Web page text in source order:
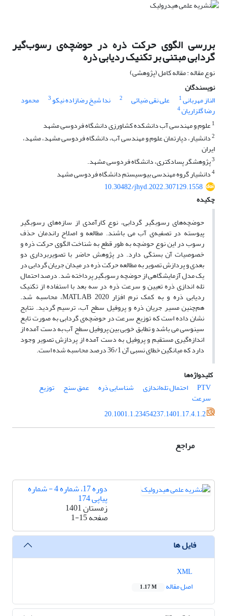
بررسی الگوی حرکت ذره در حوضچه‌ی رسوب‌گیر
گردابی مبتنی بر تکنیک ردیابی ذره
نوع مقاله : مقاله کامل (پژوهشی)
نویسندگان
الناز مهربانی1 علی نقی ضیائی 2 ندا شیخ رضازاده نیکو3 محمود
رضا گلزاریان4
1علوم و مهندسی آب دانشکده کشاورزی دانشگاه فردوسی مشهد
2دانشیار، دپارتمان علوم و مهندسی آب، دانشگاه فردوسی مشهد، مشهد،
ایران
3پژوهشگر پسادکتری، دانشگاه فردوسی مشهد.
4دانشیار گروه مهندسی بیوسیستم دانشگاه فردوسی مشهد
10.30482/jhyd.2022.307129.1558
چکیده
حوضچه‌های رسوبگیر گردابی، نوع کارآمدی از سازه‌های رسوبگیر
پیوسته در تصفیه‌ی آب می باشند. مطالعه و اصلاح راندمان حذف
رسوب در این نوع حوضچه به طور قطع به شناخت الگوی حرکت ذره و
خصوصیات آن بستگی دارد. در پژوهش حاضر با تصویربرداری دو
بعدی و پردازش تصویر به مطالعه حرکت ذره در میدان جریان گردابی در
یک مدل آزمایشگاهی از حوضچه رسوبگیر پرداخته شد. درصد احتمال
تله اندازی ذره تعیین و سرعت ذره در سه بعد با استفاده از تکنیک
ردیابی ذره و به کمک نرم افزار MATLAB 2020، محاسبه شد.
هم‌چنین مسیر جریان ذره و پروفیل سطح آب، ترسیم گردید. نتایج
نشان داده است که توزیع سرعت‌ در حوضچه‌ی گردابی به صورت تابع
سینوسی می باشد و تطابق خوبی بین پروفیل سطح آب به دست آمده از
اندازه‌گیری مستقیم و پروفیل به دست آمده از پردازش تصویر وجود
دارد که میانگین خطای نسبی آن 36/1 درصد محاسبه شده است.
کلیدواژه‌ها
PTV
احتمال تله‌اندازی شناسایی ذره عمق سنج توزیع
سرعت
20.1001.1.23454237.1401.17.4.1.2
مراجع
دوره 17، شماره 4 - شماره
پیاپی 174
زمستان 1401
صفحه1-15
فایل ها
اصل مقاله
1.17 M